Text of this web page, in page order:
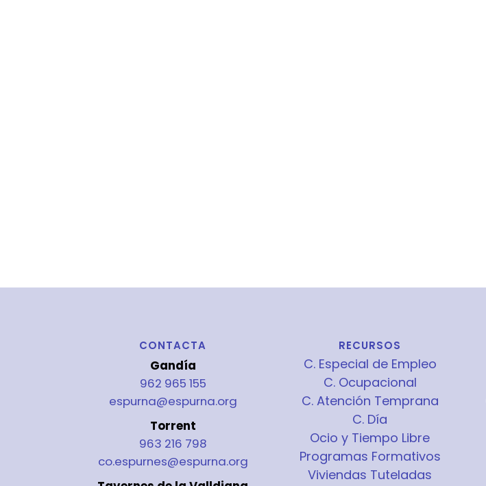
CONTACTA
Gandía
962 965 155
espurna@espurna.org
Torrent
963 216 798
co.espurnes@espurna.org
RECURSOS
C. Especial de Empleo
C. Ocupacional
C. Atención Temprana
C. Día
Ocio y Tiempo Libre
Programas Formativos
Viviendas Tuteladas